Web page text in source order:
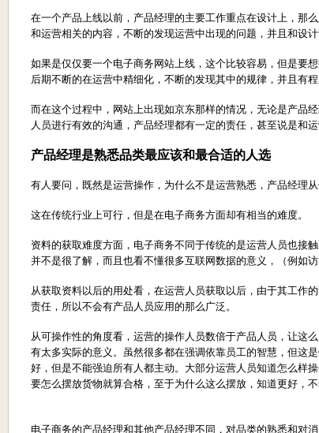
在一个产品上线以前，产品经理的主要工作重点在设计上，那
和运营相关的内容，不断的发现运营中出现的问题，并且和设计
如果是仅仅要一个电子商务网站上线，这个比较容易，但是要
后期不断的在运营中精细化，不断的发现其中的规律，并且有程
而在这个过程中，网站上出现如京东那样的情况，无论是产品
人员进行有效的沟通，产品经理都有一定的责任，甚至说是和运
产品经理是熟悉品类最应该和最合适的人选
有人要问，既然是运营操作，为什么不是运营熟悉，产品经理从
这在传统行业上可行，但是在电子商务方面却有相当的难度。
资料的获取难度方面，电子商务不同于传统的是运营人员也接
并不是很了解，而且也看不懂很多互联网数据的意义，（例如
从获取资料以后的用处看，在运营人员获取以后，由于其工作
责任，所以不会有产品人员应用的那么广泛。
从可操作性的角度看，运营的操作人员数倍于产品人员，让这
有太多实际的意义。虽然很多都在强调依靠员工的智慧，但这
好，但是不能强迫所有人都主动。大部分运营人员知道怎么样
要怎么摆放货物就算合格，至于为什么这么摆放，知道更好，不
电子商务的产品经理和其他产品经理不同，对品类的熟悉和对